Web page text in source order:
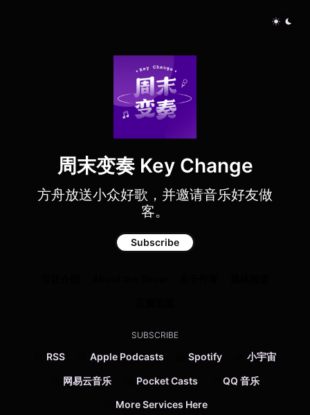
周末变奏 Key Change
方舟放送小众好歌，并邀请音乐好友做
客。
Subscribe
SUBSCRIBE
RSS Apple Podcasts Spotify 小宇宙
网易云音乐 Pocket Casts QQ 音乐
More Services Here